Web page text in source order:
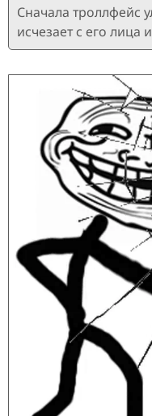
Сначала троллфейс
исчезает с его лица